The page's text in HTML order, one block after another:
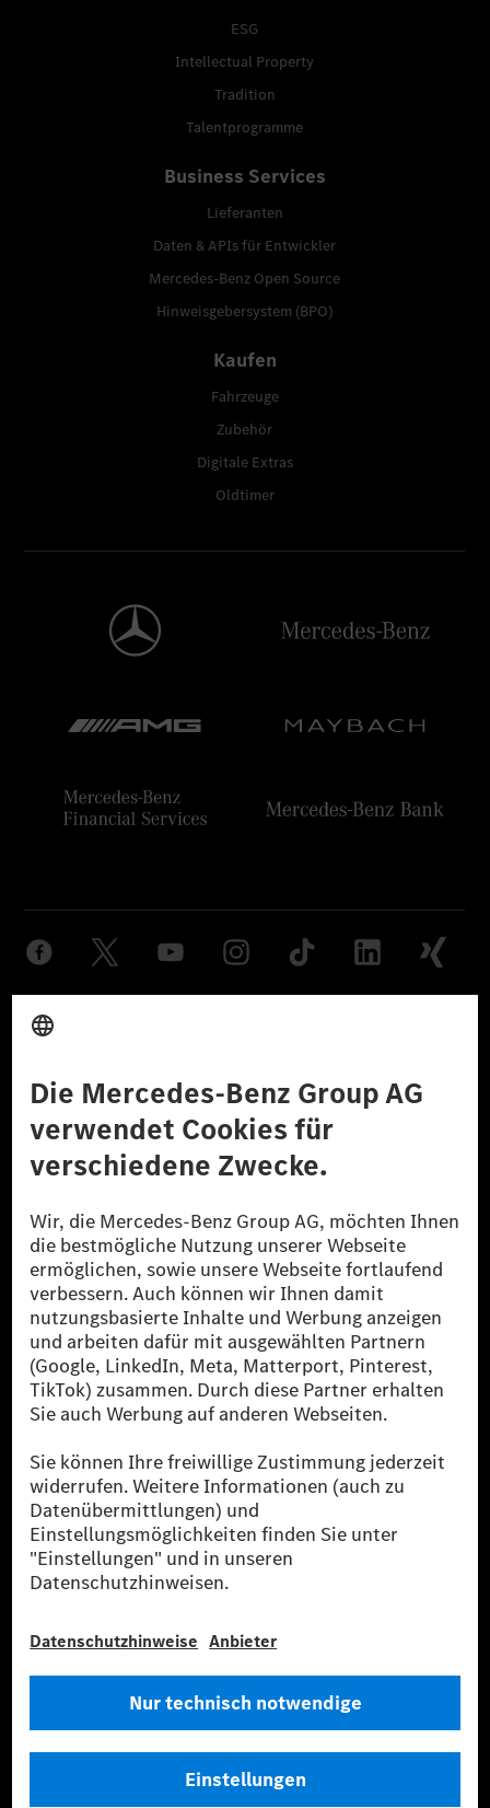
ESG
Intellectual Property
Tradition
Talentprogramme
Business Services
Lieferanten
Daten & APIs für Entwickler
Mercedes-Benz Open Source
Hinweisgebersystem (BPO)
Kaufen
Fahrzeuge
Zubehör
Digitale Extras
Oldtimer
© 2026 Mercedes-Benz Group AG. Alle Rechte vorbehalten.
reduzierte CO₂-Emissionen bei der Mercedes-Benz Group durch
zertifizierte Ausgleichsprojekte kompensiert werden.
[2] Renewable Charging ist ein integraler Bestandteil von MB.CHARGE
Public in Europa, den USA, Kanada und China. Sofern an der jeweiligen
Ladestation noch kein Strom aus erneuerbaren Energien vorliegt,
verwendet Renewable Charging Grünstromzertifikate*. Diese stellen
sicher, dass für Ladevorgänge über MB.CHARGE Public eine äquivalente
Strommenge aus erneuerbaren Energien ins Stromnetz eingespeist wird.
Sie stammen ausschließlich aus Wind- und Solarkraftanlagen, die jünger
als sechs Jahre sind.
* Inkl. EKOenergy Ökolabel
* Die angegebenen Werte wurden nach dem vorgeschriebenen
Messverfahren WLTP (Worldwide harmonised Light vehicles Test
Procedure) ermittelt. Die angegebenen Spannweiten beziehen sich auf
den europäischen Markt. Der Energieverbrauch und der CO₂-Ausstoß
eines Pkw sind nicht nur von der effizienten Ausnutzung des Kraftstoffs
bzw. des Energieträgers durch den Pkw, sondern auch vom Fahrstil und
anderen nichttechnischen Faktoren abhängig.
** Der Stromverbrauch wurde auf der Grundlage der VO 692/2008/EG
wurden intern nach Maßgabe der Zertifizierungsmethode „WLTP-
Prüfverfahren“ ermittelt. Es liegen bislang weder bestätigte Werte von
einer amtlich anerkannten Prüforganisation noch eine EG-
Typgenehmigung noch eine Konformitätsbescheinigung mit amtlichen
Werten vor. Abweichungen zwischen den Angaben und den amtlichen